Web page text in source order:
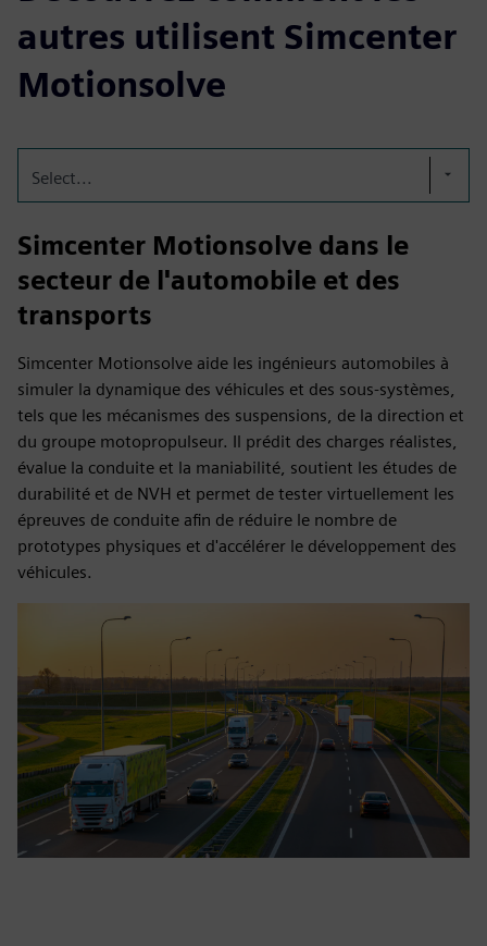
autres utilisent Simcenter
Motionsolve
Select...
Simcenter Motionsolve dans le
secteur de l'automobile et des
transports
Simcenter Motionsolve aide les ingénieurs automobiles à
simuler la dynamique des véhicules et des sous-systèmes,
tels que les mécanismes des suspensions, de la direction et
du groupe motopropulseur. Il prédit des charges réalistes,
évalue la conduite et la maniabilité, soutient les études de
durabilité et de NVH et permet de tester virtuellement les
épreuves de conduite afin de réduire le nombre de
prototypes physiques et d'accélérer le développement des
véhicules.